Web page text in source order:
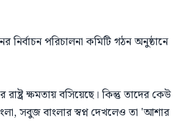
পরিচালনা কমিটি গঠন অনুষ্ঠানে
ক্ষমতায় বসিয়েছে। কিন্তু তাদের কেউ
সবুজ বাংলার স্বপ্ন দেখলেও তা 'আশার